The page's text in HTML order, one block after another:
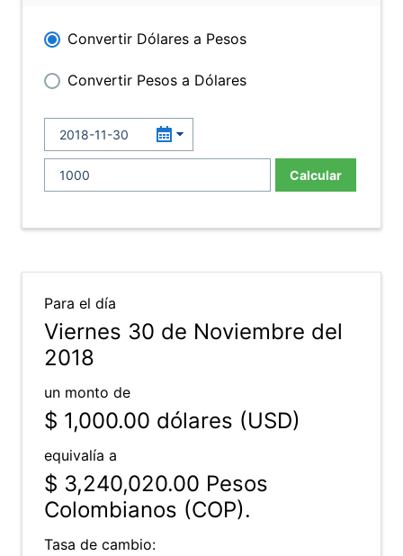
Convertir Dólares a Pesos
Convertir Pesos a Dólares
Calcular
Para el día
Viernes 30 de Noviembre del
2018
un monto de
$ 1,000.00 dólares (USD)
equivalía a
$ 3,240,020.00 Pesos
Colombianos (COP).
Tasa de cambio: